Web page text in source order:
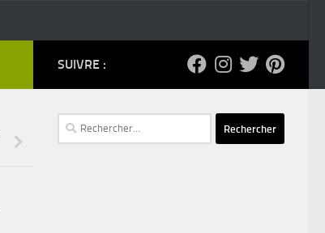
SUIVRE :
Rechercher :